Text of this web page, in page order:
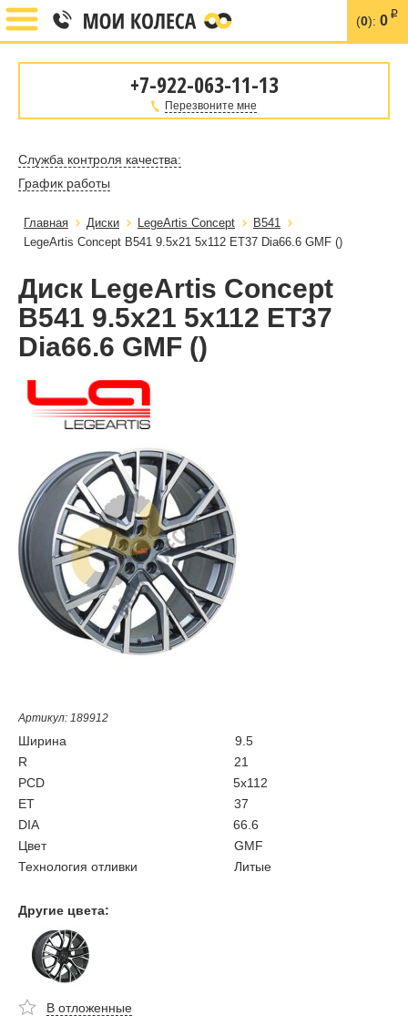
(0): 0 i
+7-922-063-11-13
Перезвоните мне
Служба контроля качества:
График работы
Главная Диски LegeArtis Concept
B541
LegeArtis Concept B541 9.5x21 5x112 ET37 Dia66.6 GMF ()
Диск LegeArtis Concept
B541 9.5x21 5x112 ET37
Dia66.6 GMF ()
Артикул: 189912
Ширина
9.5
R
21
PCD
5x112
ET
37
DIA
66.6
Цвет
GMF
Технология отливки
Литые
Другие цвета:
В отложенные